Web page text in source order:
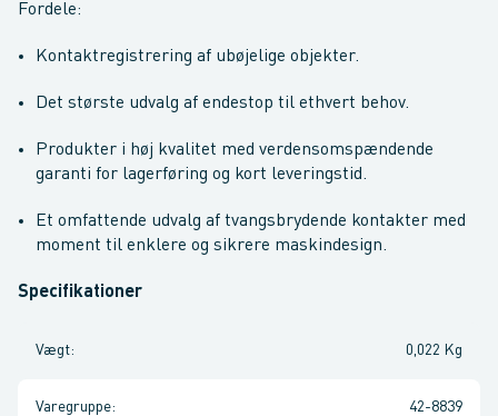
Fordele:
Kontaktregistrering af ubøjelige objekter.
Det største udvalg af endestop til ethvert behov.
Produkter i høj kvalitet med verdensomspændende
garanti for lagerføring og kort leveringstid.
Et omfattende udvalg af tvangsbrydende kontakter med
moment til enklere og sikrere maskindesign.
Specifikationer
Vægt: 0,022 Kg
Varegruppe: 42-8839